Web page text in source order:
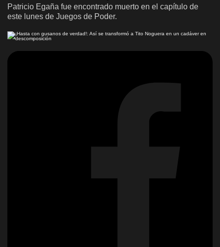
Patricio Egaña fue encontrado muerto en el capítulo de
este lunes de Juegos de Poder.